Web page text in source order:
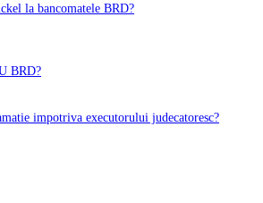
la bancomatele BRD?
BRD?
impotriva executorului judecatoresc?